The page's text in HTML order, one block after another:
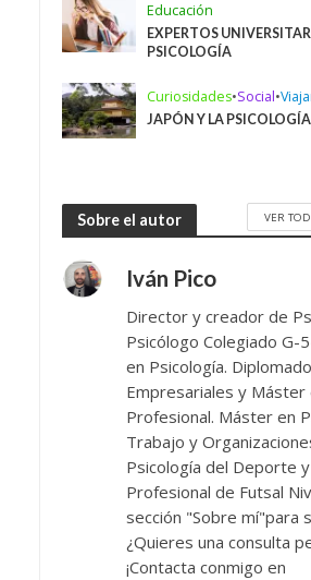
Educación
EXPERTOS
PSICOLOGÍA
Curiosidades•Social•
JAPÓN Y LA PSICOLOGÍA
Sobre el autor VER
Iván Pico
Director y creador de
Psicólogo Colegiado G-
en Psicología.
Empresariales y Máster
Profesional. Máster en
Trabajo y
Psicología del Deporte
Profesional de Futsal
sección "Sobre mí"para
¿Quieres una consulta
¡Contacta conmigo en